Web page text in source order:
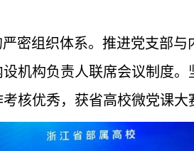
密组织体系。推进党支部
机构负责人联席会议制度
核优秀，获省高校微党课